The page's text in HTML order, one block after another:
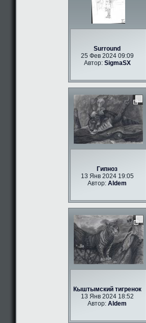
Surround
25 Фев 2024 09:09
Автор: SigmaSX
Гипноз
13 Янв 2024 19:05
Автор:Aldem
Кыштымский тигренок
13 Янв 2024 18:52
Автор:Aldem